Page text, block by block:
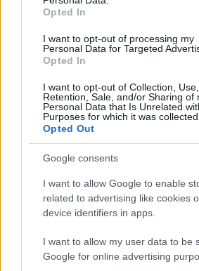
Opted In
I want to opt-out of processing my
Personal Data for Targeted
Opted In
I want to opt-out of Collection, Use,
Retention, Sale, and/or Sharing of
Personal Data that Is Unrelated
Purposes for which it was collected.
Opted Out
Google consents
I want to allow Google to enable
related to advertising like cookies
device identifiers in apps.
I want to allow my user data to be
Google for online advertising
[https://trekhunt.com/sk/
vodopád Peričnik stojí za
Tento vodopád sa stal ikonou
Vodopád Kozjak
Slovinskom) - Trasa,
17. júna 2022
Vodopád Kozjak je vysoký 15
sa v národnom parku Triglav
[https://trekhunt.com/sk/tag/
narodny-park]. Je jedným z
najobľúbenejších vodopádov v